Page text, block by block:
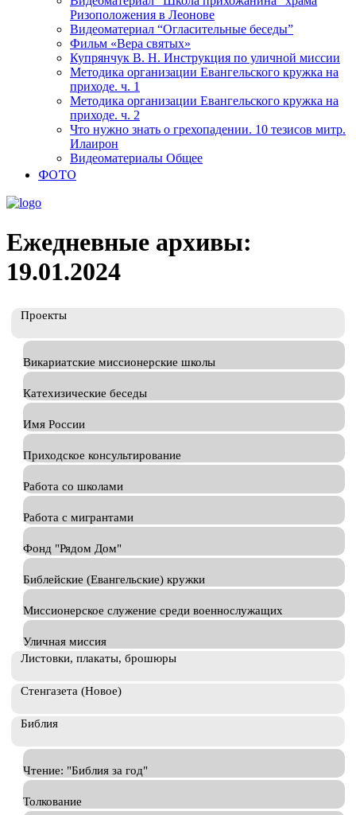
Ризоположения в Леонове
Видеоматериал “Огласительные беседы”
Фильм «Вера святых»
Купрянчук В. Н. Инструкция по уличной миссии
Методика организации Евангельского кружка на
приходе. ч. 1
Методика организации Евангельского кружка на
приходе. ч. 2
Что нужно знать о грехопадении. 10 тезисов митр.
Илаирон
Видеоматериалы Общее
ФОТО
Ежедневные архивы:
19.01.2024
Проекты
Викариатские миссионерские школы
Катехизические беседы
Имя России
Приходское консультирование
Работа со школами
Работа с мигрантами
Фонд "Рядом Дом"
Библейские (Евангельские) кружки
Миссионерское служение среди военнослужащих
Уличная миссия
Листовки, плакаты, брошюры
Стенгазета (Новое)
Библия
Чтение: "Библия за год"
Толкование